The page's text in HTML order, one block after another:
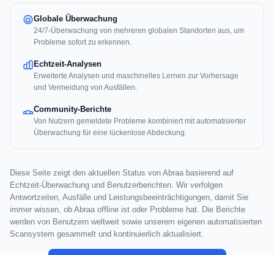
Globale Überwachung
24/7-Überwachung von mehreren globalen Standorten aus, um
Probleme sofort zu erkennen.
Echtzeit-Analysen
Erweiterte Analysen und maschinelles Lernen zur Vorhersage
und Vermeidung von Ausfällen.
Community-Berichte
Von Nutzern gemeldete Probleme kombiniert mit automatisierter
Überwachung für eine lückenlose Abdeckung.
Diese Seite zeigt den aktuellen Status von Abraa basierend auf
Echtzeit-Überwachung und Benutzerberichten. Wir verfolgen
Antwortzeiten, Ausfälle und Leistungsbeeinträchtigungen, damit Sie
immer wissen, ob Abraa offline ist oder Probleme hat. Die Berichte
werden von Benutzern weltweit sowie unserem eigenen automatisierten
Scansystem gesammelt und kontinuierlich aktualisiert.